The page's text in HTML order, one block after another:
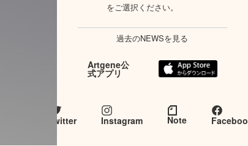
をご選択ください。
過去のNEWSを見る
Artgene公
式アプリ
twitter Instagram Note